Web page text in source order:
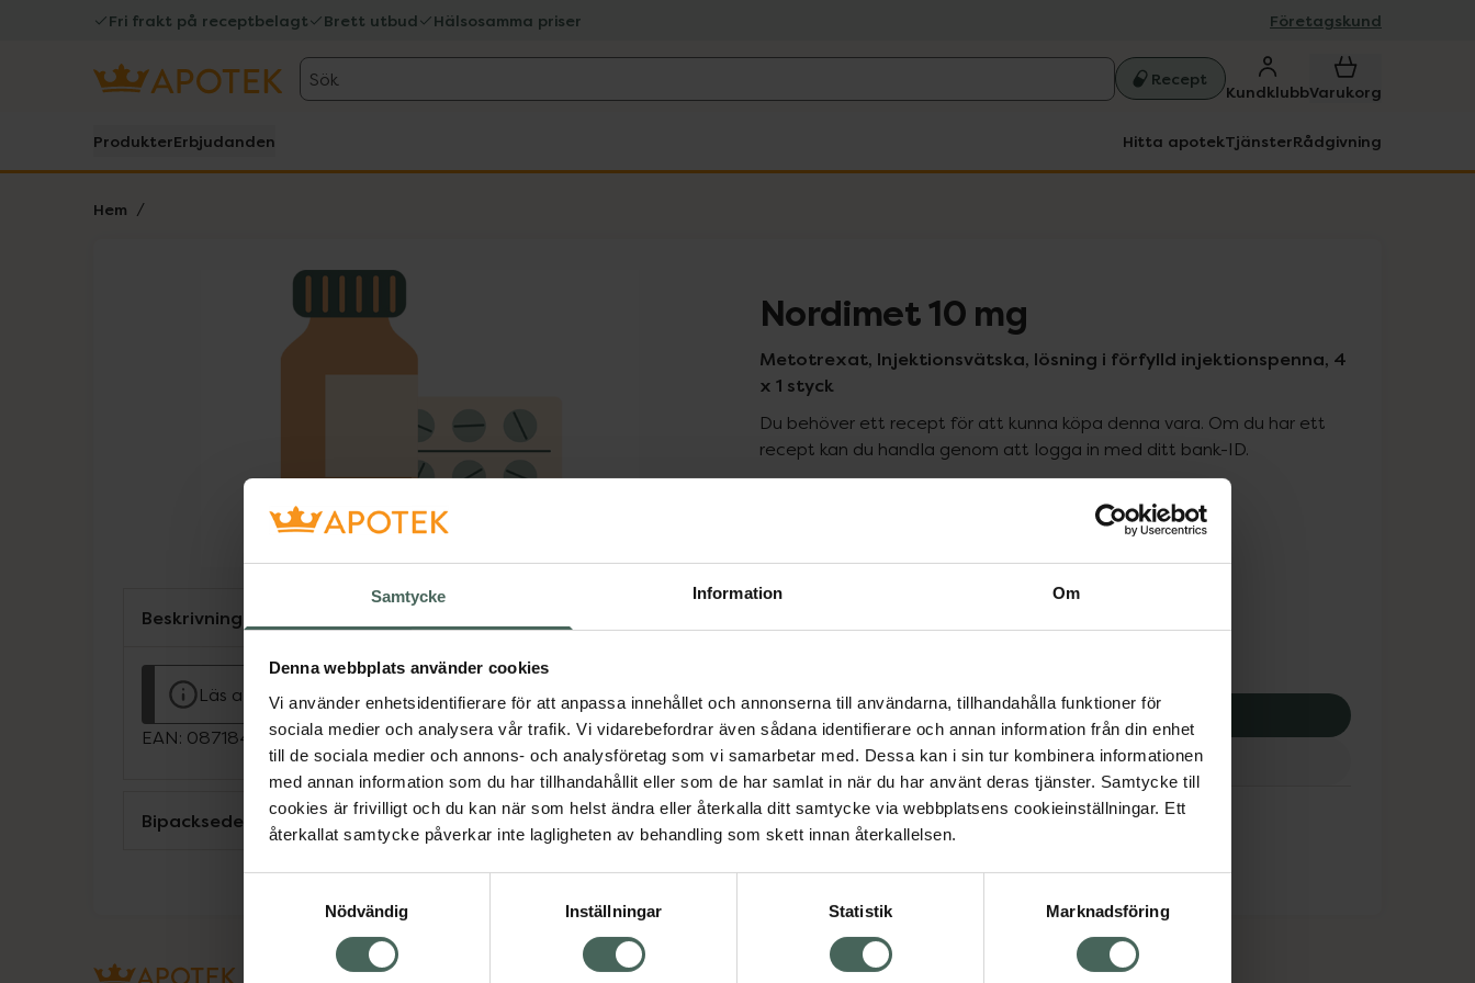
Samtycke Information Om
Denna webbplats använder cookies
Vi använder enhetsidentifierare för att anpassa innehållet och annonserna till användarna, tillhandahålla funktioner för
sociala medier och analysera vår trafik. Vi vidarebefordrar även sådana identifierare och annan information från din enhet
till de sociala medier och annons- och analysföretag som vi samarbetar med. Dessa kan i sin tur kombinera informationen
med annan information som du har tillhandahållit eller som de har samlat in när du har använt deras tjänster. Samtycke till
cookies är frivilligt och du kan när som helst ändra eller återkalla ditt samtycke via webbplatsens cookieinställningar. Ett
återkallat samtycke påverkar inte lagligheten av behandling som skett innan återkallelsen.
Nödvändig
Inställningar Statistik Marknadsföring
Fri frakt på receptbelagt Brett utbud Hälsosamma priser Företagskund
Sök Recept
KundklubbVarukorg
ProdukterErbjudanden Hitta apotekTjänsterRådgivning
Hem
Lista: . Innehåller 1 objekt. Nordimet 10 mg
Metotrexat, Injektionsvätska, lösning i förfylld injektionspenna, 4
x 1 styck
Du behöver ett recept för att kunna köpa denna vara. Om du har ett
recept kan du handla genom att logga in med ditt bank-ID.
Pris med recept
589,49 kr
Köp via ditt recept
Aktuella erbjudanden
Beskrivning
Läs alltid bipacksedeln innan användning.
EAN: 08718481145043
Bipacksedel från FASS Visa
Om recept och läkemedel